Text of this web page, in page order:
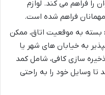
را فراهم می کند. لوازم
مهمانان فراهم شده است.
بسته به موقعیت اتاق، ممکن
به خیابان های شهر یا
سازی کافی، شامل کمد
تا وسایل خود را به راحتی